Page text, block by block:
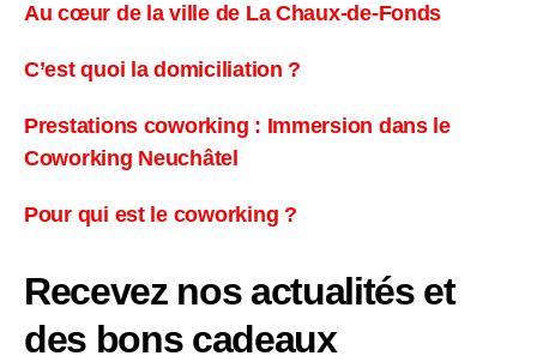
Au cœur de la ville de La Chaux-de-Fonds
C’est quoi la domiciliation ?
Prestations coworking : Immersion dans le
Coworking Neuchâtel
Pour qui est le coworking ?
Recevez nos actualités et
des bons cadeaux